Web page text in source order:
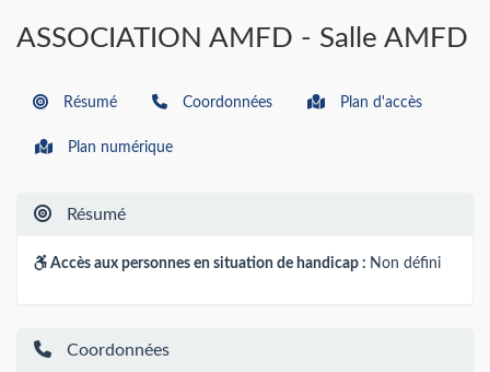
ASSOCIATION AMFD - Salle AMFD
Résumé Coordonnées Plan d'accès
Plan numérique
Résumé
Accès aux personnes en situation de handicap : Non défini
Coordonnées